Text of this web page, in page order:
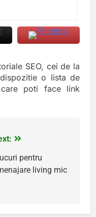
SEO, cei de la
o lista de
poti face link
pentru
living mic